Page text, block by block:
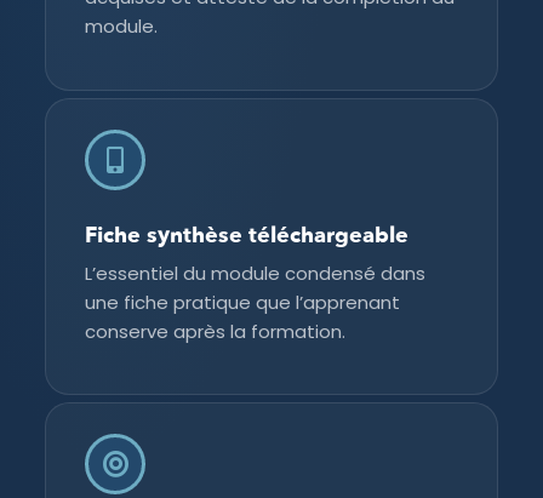
module.
Fiche synthèse téléchargeable
L’essentiel du module condensé dans
une fiche pratique que l’apprenant
conserve après la formation.